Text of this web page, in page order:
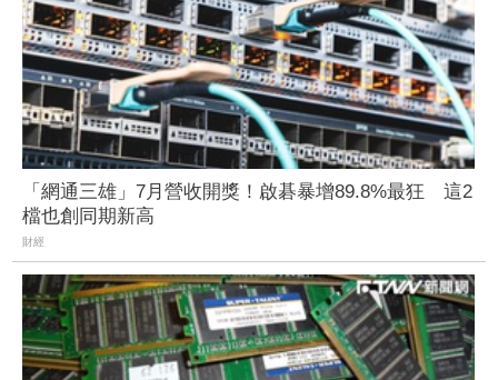
「網通三雄」7月營收開獎！啟碁暴增89.8%最狂 這2
檔也創同期新高
財經